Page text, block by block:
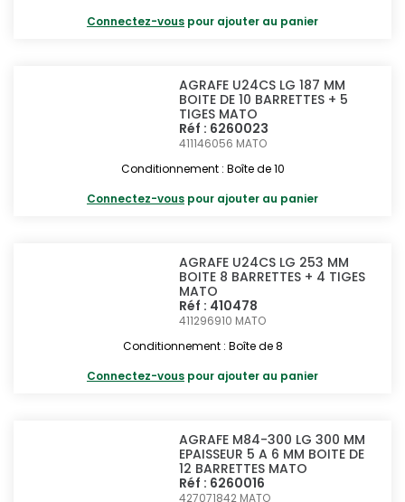
Connectez-vous pour ajouter au panier
AGRAFE U24CS LG 187 MM
BOITE DE 10 BARRETTES + 5
TIGES MATO
Réf : 6260023
411146056 MATO
Conditionnement : Boîte de 10
Connectez-vous pour ajouter au panier
AGRAFE U24CS LG 253 MM
BOITE 8 BARRETTES + 4 TIGES
MATO
Réf : 410478
411296910 MATO
Conditionnement : Boîte de 8
Connectez-vous pour ajouter au panier
AGRAFE M84-300 LG 300 MM
EPAISSEUR 5 A 6 MM BOITE DE
12 BARRETTES MATO
Réf : 6260016
427071842 MATO